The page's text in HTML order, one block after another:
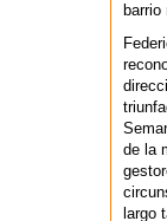
de la
largo